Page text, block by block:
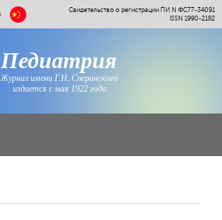
Свидетельство о регистрации ПИ N ФС77-34091
ISSN 1990-2182
Педиатрия
Журнал имени Г.Н. Сперанского
издается с мая 1922 года